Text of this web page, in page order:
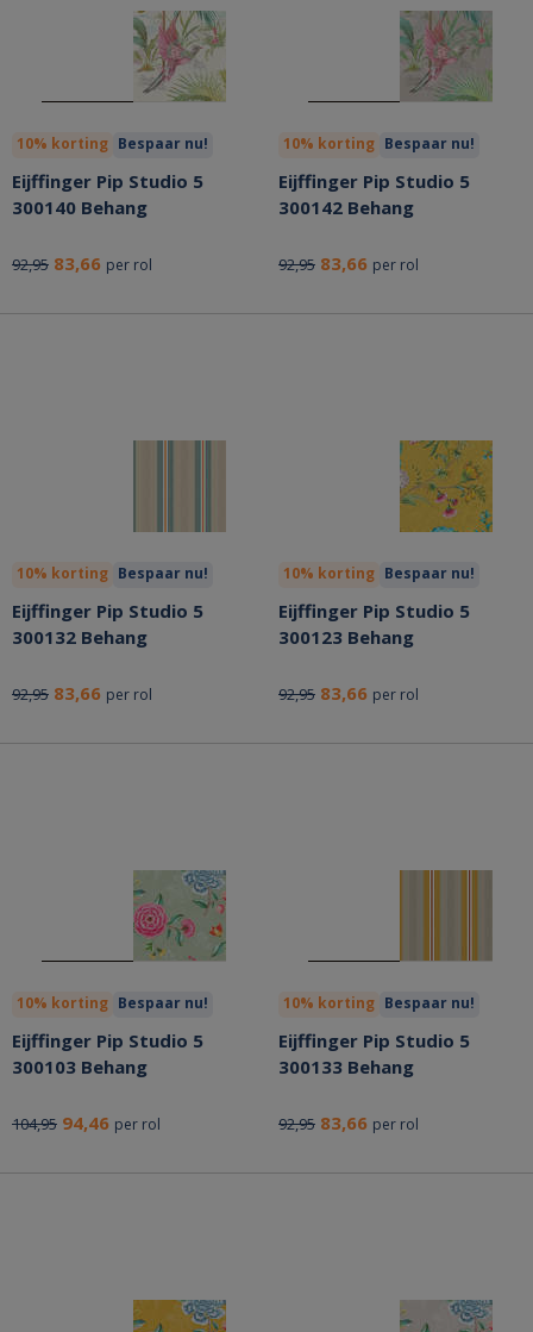
10% korting Bespaar nu!
Eijffinger Pip Studio 5
300140 Behang
92,95 83,66 per rol
10% korting Bespaar nu!
Eijffinger Pip Studio 5
300142 Behang
92,95 83,66 per rol
10% korting Bespaar nu!
Eijffinger Pip Studio 5
300132 Behang
92,95 83,66 per rol
10% korting Bespaar nu!
Eijffinger Pip Studio 5
300123 Behang
92,95 83,66 per rol
10% korting Bespaar nu!
Eijffinger Pip Studio 5
300103 Behang
104,95 94,46 per rol
10% korting Bespaar nu!
Eijffinger Pip Studio 5
300133 Behang
92,95 83,66 per rol